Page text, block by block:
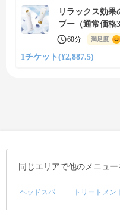
リラックス効
プー（通常価格
60分 満足度
1チケット(¥2,887.5)
同じエリアで他のメニュー
ヘッドスパ トリートメン